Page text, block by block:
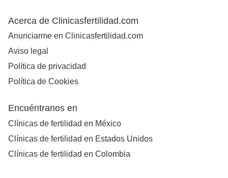
Acerca de Clinicasfertilidad.com
Anunciarme en Clinicasfertilidad.com
Aviso legal
Política de privacidad
Política de Cookies
Encuéntranos en
Clínicas de fertilidad en México
Clínicas de fertilidad en Estados Unidos
Clínicas de fertilidad en Colombia